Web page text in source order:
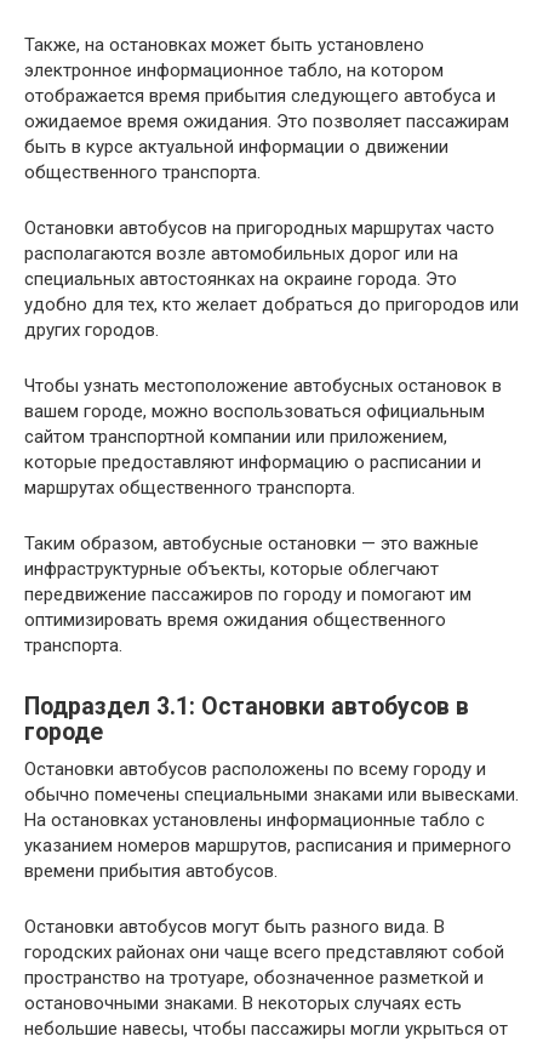
Также, на остановках может быть установлено
электронное информационное табло, на котором
отображается время прибытия следующего автобуса и
ожидаемое время ожидания. Это позволяет пассажирам
быть в курсе актуальной информации о движении
общественного транспорта.
Остановки автобусов на пригородных маршрутах часто
располагаются возле автомобильных дорог или на
специальных автостоянках на окраине города. Это
удобно для тех, кто желает добраться до пригородов или
других городов.
Чтобы узнать местоположение автобусных остановок в
вашем городе, можно воспользоваться официальным
сайтом транспортной компании или приложением,
которые предоставляют информацию о расписании и
маршрутах общественного транспорта.
Таким образом, автобусные остановки — это важные
инфраструктурные объекты, которые облегчают
передвижение пассажиров по городу и помогают им
оптимизировать время ожидания общественного
транспорта.
Подраздел 3.1: Остановки автобусов в
городе
Остановки автобусов расположены по всему городу и
обычно помечены специальными знаками или вывесками.
На остановках установлены информационные табло с
указанием номеров маршрутов, расписания и примерного
времени прибытия автобусов.
Остановки автобусов могут быть разного вида. В
городских районах они чаще всего представляют собой
пространство на тротуаре, обозначенное разметкой и
остановочными знаками. В некоторых случаях есть
небольшие навесы, чтобы пассажиры могли укрыться от